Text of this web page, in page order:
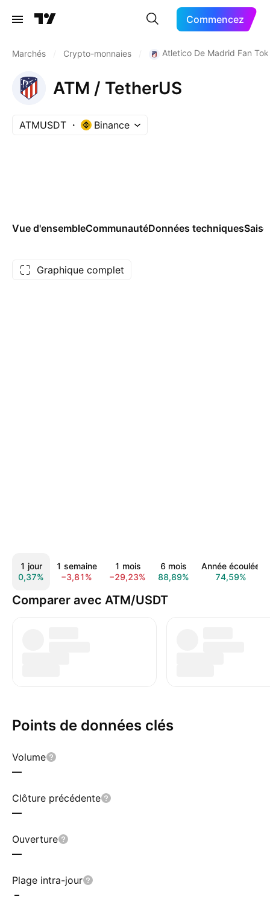
Commencez
Marchés Crypto-monnaies Atletico De Madrid Fan
ATM / TetherUS
ATMUSDT Binance
Vue d'ensembleCommunautéDonnées techniques
Graphique complet
1 jour
0,37%
1 semaine
−3,81%
1 mois
−29,23%
6 mois
88,89%
Année écoulée
74,59%
Comparer avec ATM/USDT
Points de données clés
Volume
—
Clôture précédente
—
Ouverture
—
Plage intra-jour
–